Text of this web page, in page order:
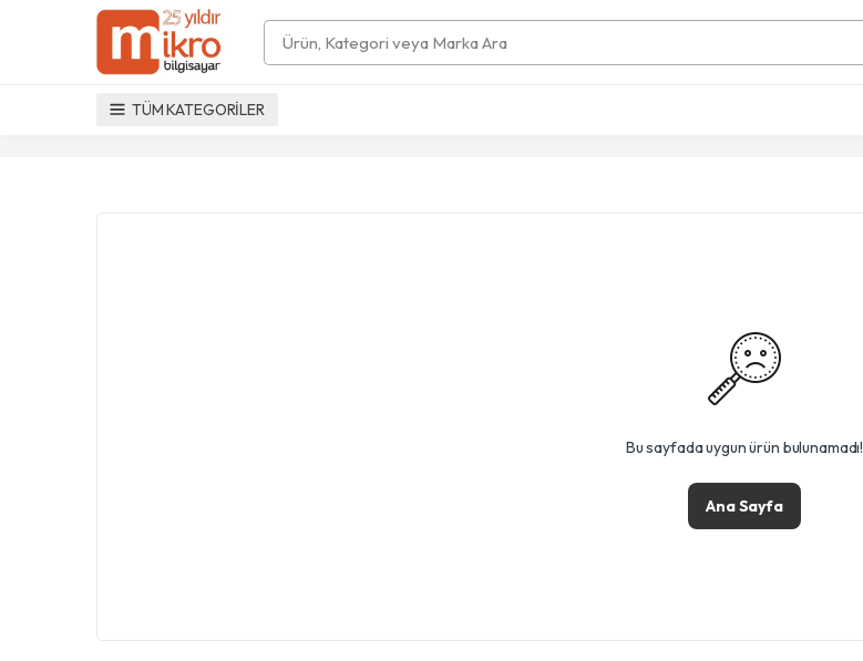
Search
TÜM KATEGORİLER
Bu sayfada uygun ürün bulunamadı!
Ana Sayfa